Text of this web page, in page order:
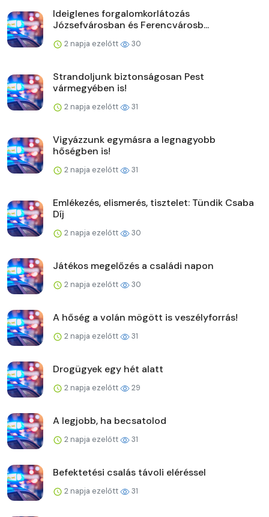
Ideiglenes forgalomkorlátozás
Józsefvárosban és Ferencvárosb...
2 napja ezelőtt 30
Strandoljunk biztonságosan Pest
vármegyében is!
2 napja ezelőtt 31
Vigyázzunk egymásra a legnagyobb
hőségben is!
2 napja ezelőtt 31
Emlékezés, elismerés, tisztelet: Tündik Csaba
Díj
2 napja ezelőtt 30
Játékos megelőzés a családi napon
2 napja ezelőtt 30
A hőség a volán mögött is veszélyforrás!
2 napja ezelőtt 31
Drogügyek egy hét alatt
2 napja ezelőtt 29
A legjobb, ha becsatolod
2 napja ezelőtt 31
Befektetési csalás távoli eléréssel
2 napja ezelőtt 31